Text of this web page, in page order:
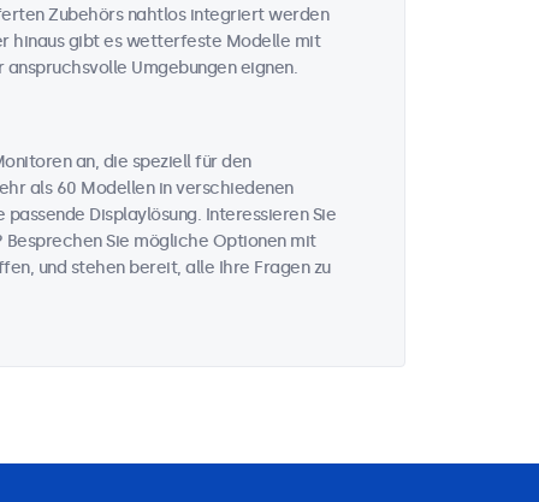
Zubehörs nahtlos integriert werden
hinaus gibt es wetterfeste Modelle mit
Umgebungen eignen.
an, die speziell für den
als 60 Modellen in verschiedenen
Displaylösung. Interessieren Sie
Sie mögliche Optionen mit
und stehen bereit, alle Ihre Fragen zu